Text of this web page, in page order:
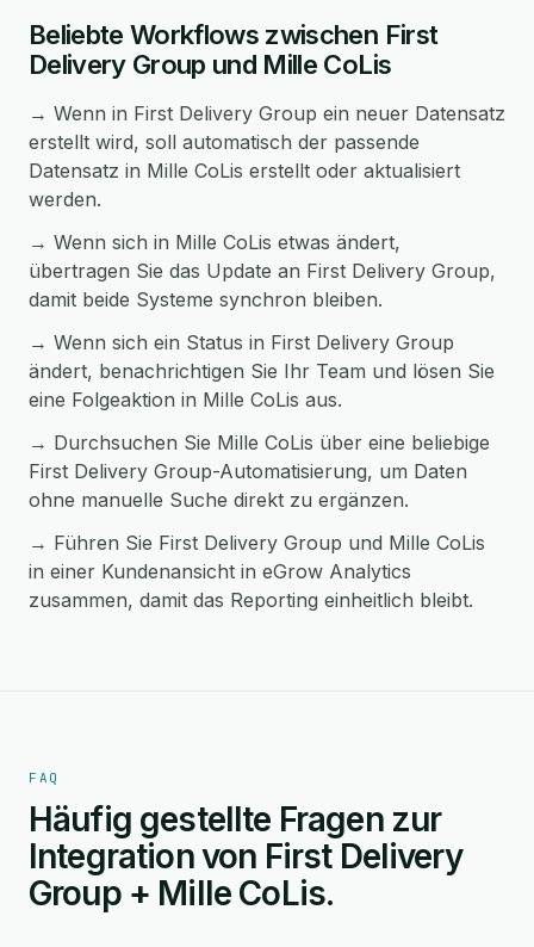
Beliebte Workflows zwischen First
Delivery Group und Mille CoLis
→ Wenn in First Delivery Group ein neuer Datensatz
erstellt wird, soll automatisch der passende
Datensatz in Mille CoLis erstellt oder aktualisiert
werden.
→ Wenn sich in Mille CoLis etwas ändert,
übertragen Sie das Update an First Delivery Group,
damit beide Systeme synchron bleiben.
→ Wenn sich ein Status in First Delivery Group
ändert, benachrichtigen Sie Ihr Team und lösen Sie
eine Folgeaktion in Mille CoLis aus.
→ Durchsuchen Sie Mille CoLis über eine beliebige
First Delivery Group-Automatisierung, um Daten
ohne manuelle Suche direkt zu ergänzen.
→ Führen Sie First Delivery Group und Mille CoLis
in einer Kundenansicht in eGrow Analytics
zusammen, damit das Reporting einheitlich bleibt.
FAQ
Häufig gestellte Fragen zur
Integration von First Delivery
Group + Mille CoLis.